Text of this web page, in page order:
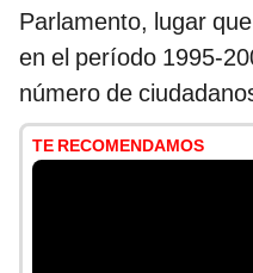
Parlamento, lugar
en el período 1995-
número de
TE RECOMENDAMOS